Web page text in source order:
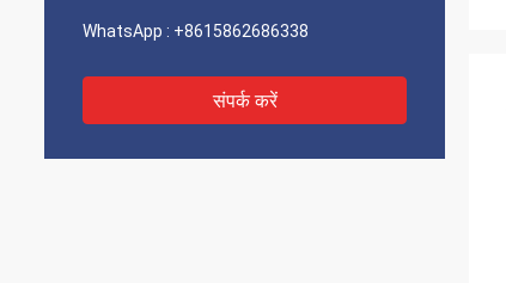
WhatsApp : +8615862686338
संपर्क करें